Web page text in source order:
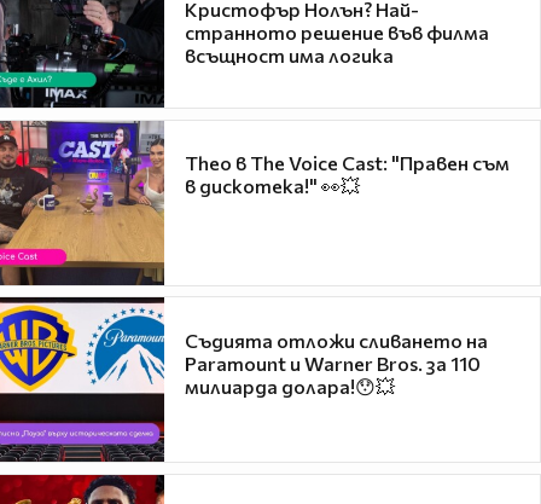
Кристофър Нолън? Най-
странното решение във филма
всъщност има логика
Theo в The Voice Cast: "Правен съм
в дискотека!" 👀💥
Съдията отложи сливането на
Paramount и Warner Bros. за 110
милиарда долара!😯💥